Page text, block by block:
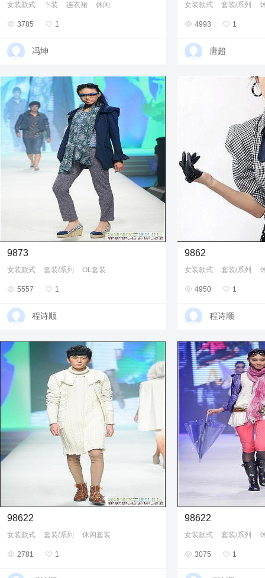
女装款式 下装 连衣裙 休闲
 3785  1
冯坤
女装款式 套装/系列
 4993  1
唐超
9873
女装款式 套装/系列 OL套装
 5557  1
程诗顺
9862
女装款式 套装/系列
 4950  1
程诗顺
98622
女装款式 套装/系列 休闲套装
 2781  1
98622
女装款式 套装/系列
 3075  1